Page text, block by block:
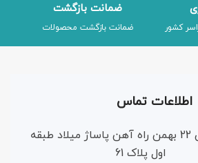
کشور
ضمانت بازگشت
ضمانت بازگشت محصولات
اطلاعات تماس
تبریز خیابان 22 بهمن راه آهن پاساژ میلاد طبقه
اول پلاک 61